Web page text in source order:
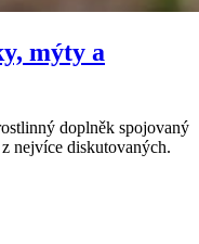
mýty a
doplněk spojovaný
z nejvíce diskutovaných.